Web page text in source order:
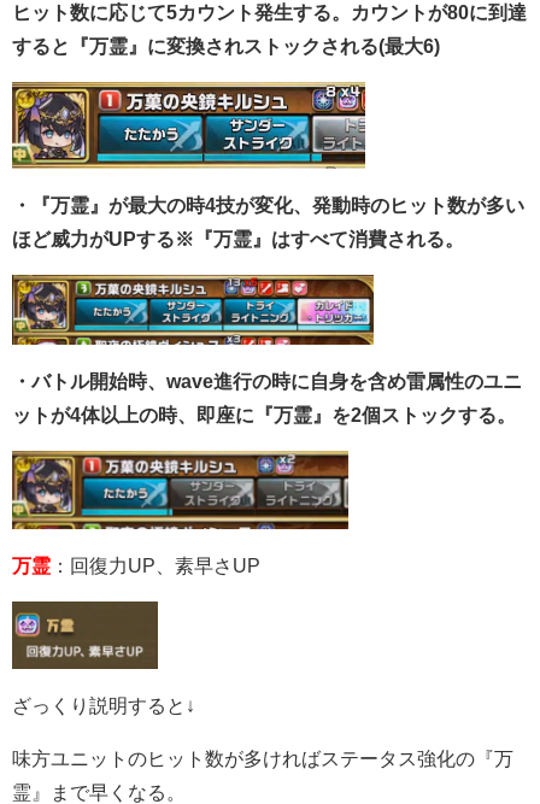
ヒット数に応じて5カウント発生する。カウントが80に到達
すると『万霊』に変換されストックされる(最大6)
・『万霊』が最大の時4技が変化、発動時のヒット数が多い
ほど威力がUPする※『万霊』はすべて消費される。
・バトル開始時、wave進行の時に自身を含め雷属性のユニ
ットが4体以上の時、即座に『万霊』を2個ストックする。
万霊 ：回復力UP、素早さUP
ざっくり説明すると↓
味方ユニットのヒット数が多ければステータス強化の『万
霊』まで早くなる。